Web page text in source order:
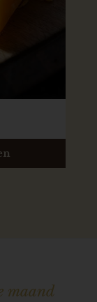
maand